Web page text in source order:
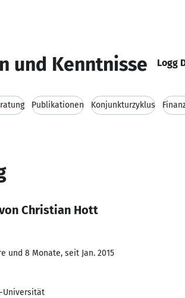
und Kenntnisse Logg
Publikationen Konjunkturzyklus
Christian Hott
und 8 Monate, seit Jan. 2015
Universität